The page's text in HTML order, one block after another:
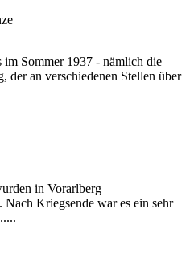
Sommer 1937 - nämlich die
der an verschiedenen Stellen über
in Vorarlberg
Nach Kriegsende war es ein sehr